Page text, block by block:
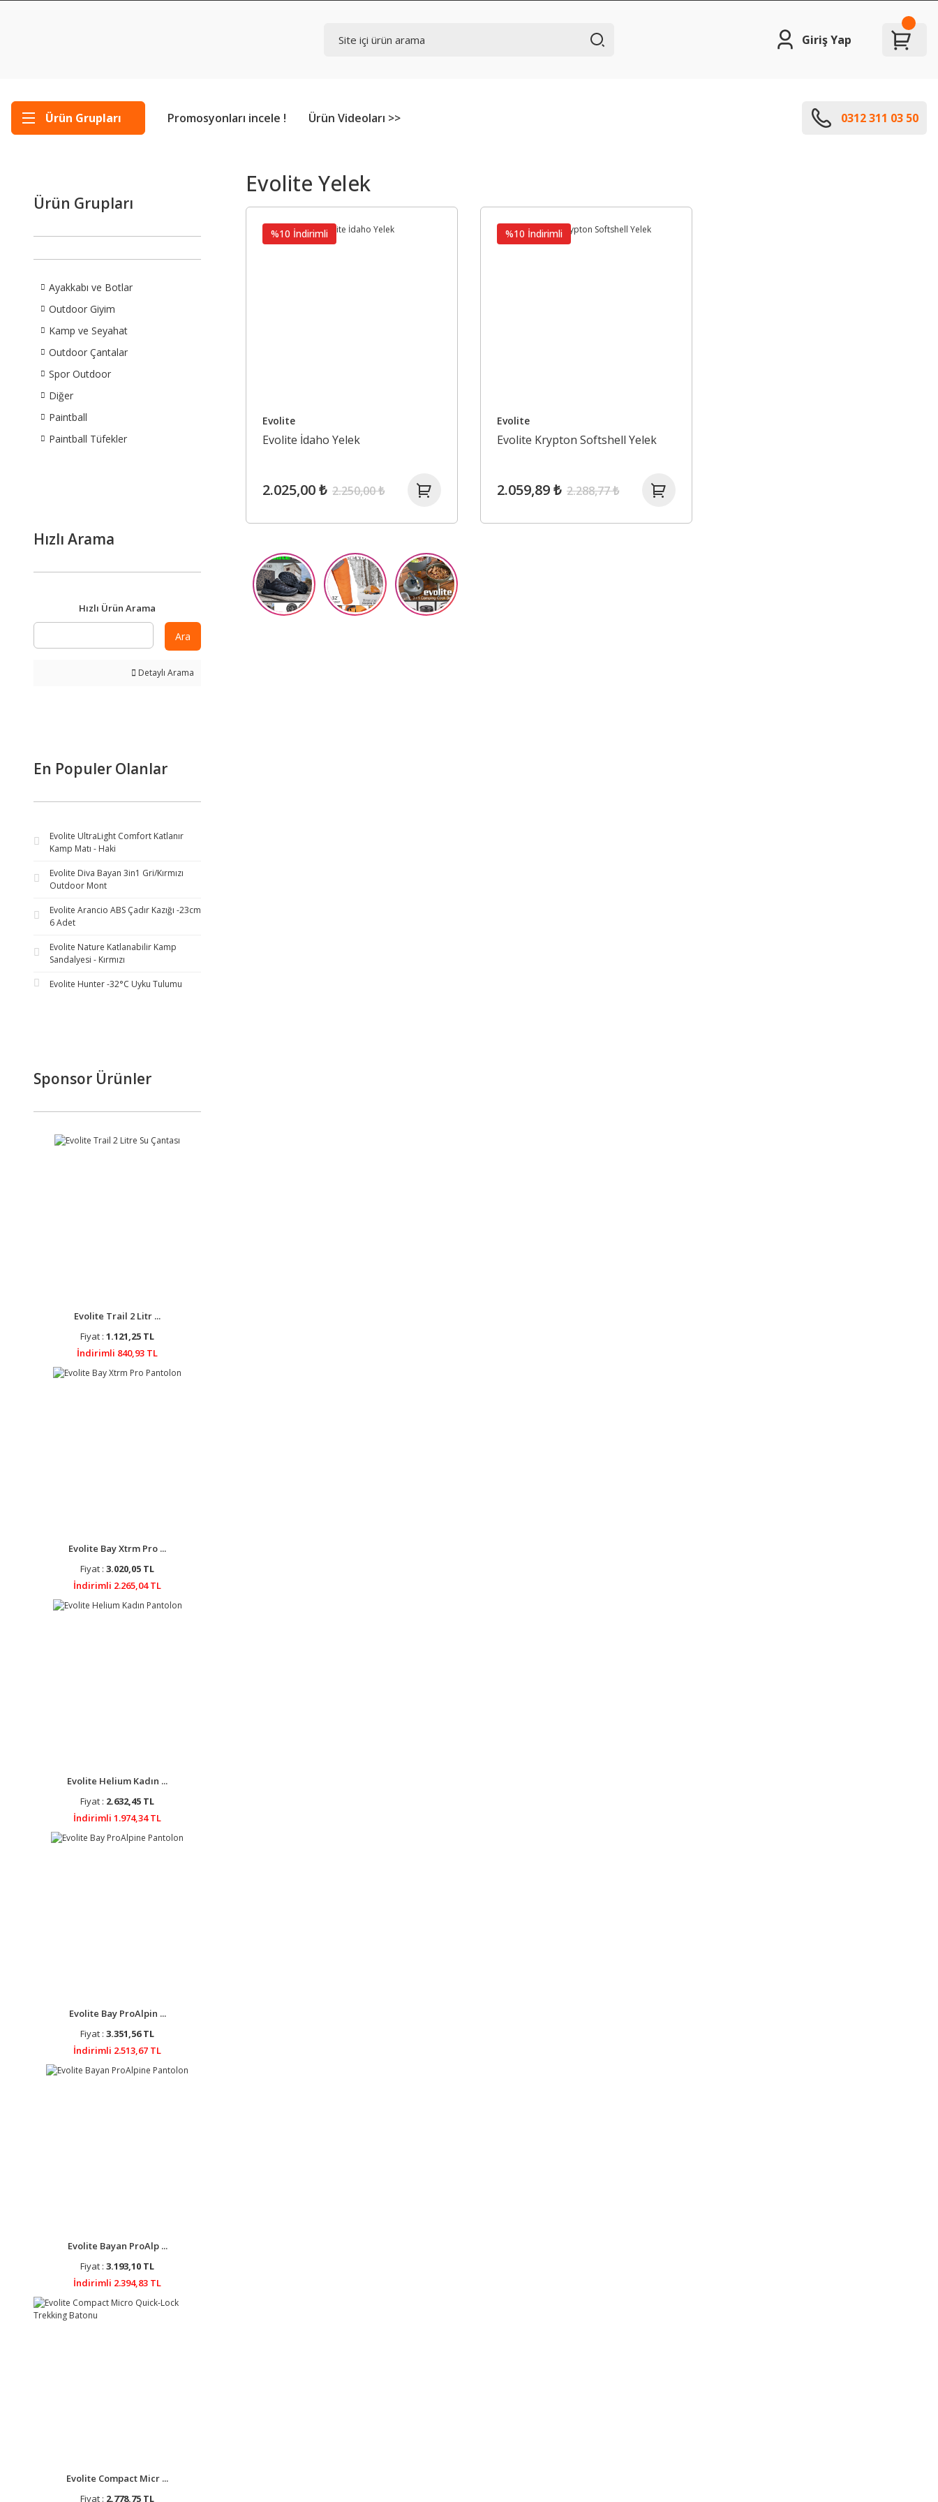
Giriş Yap
Ürün Grupları Promosyonları incele ! Ürün Videoları >> 0312 311 03 50
Ürün Grupları
Ayakkabı ve Botlar
Outdoor Giyim
Kamp ve Seyahat
Outdoor Çantalar
Spor Outdoor
Diğer
Paintball
Paintball Tüfekler
Hızlı Arama
Hızlı Ürün Arama
Ara
Detaylı Arama
En Populer Olanlar
Evolite UltraLight Comfort Katlanır
Kamp Matı - Haki
Evolite Diva Bayan 3in1 Gri/Kırmızı
Outdoor Mont
Evolite Arancio ABS Çadır Kazığı -23cm
6 Adet
Evolite Nature Katlanabilir Kamp
Sandalyesi - Kırmızı
Evolite Hunter -32°C Uyku Tulumu
Sponsor Ürünler
Evolite Trail 2 Litr ...
Fiyat : 1.121,25 TL
İndirimli 840,93 TL
Evolite Bay Xtrm Pro ...
Fiyat : 3.020,05 TL
İndirimli 2.265,04 TL
Evolite Helium Kadın ...
Fiyat : 2.632,45 TL
İndirimli 1.974,34 TL
Evolite Bay ProAlpin ...
Fiyat : 3.351,56 TL
İndirimli 2.513,67 TL
Evolite Bayan ProAlp ...
Fiyat : 3.193,10 TL
İndirimli 2.394,83 TL
Evolite Compact Micr ...
Fiyat : 2.778,75 TL
Evolite Yelek
%10 İndirimli
Evolite
Evolite İdaho Yelek
2.025,00 ₺ 2.250,00 ₺
%10 İndirimli
Evolite
Evolite Krypton Softshell Yelek
2.059,89 ₺ 2.288,77 ₺